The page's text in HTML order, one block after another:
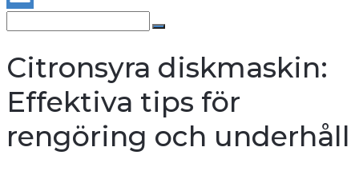
for:
Search
Citronsyra diskmaskin:
Effektiva tips för
rengöring och underhåll